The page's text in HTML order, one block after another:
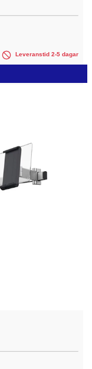
Leveranstid 2-5 dagar